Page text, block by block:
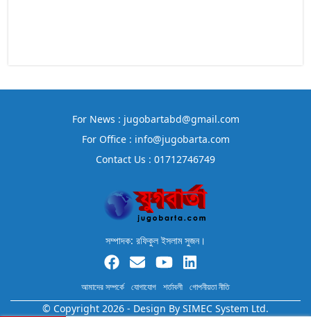
For News : jugobartabd@gmail.com
For Office : info@jugobarta.com
Contact Us : 01712746749
সম্পাদক: রফিকুল ইসলাম সুজন।
আমাদের সম্পর্কে যোগাযোগ শর্তাবলী গোপনীয়তা নীতি
© Copyright 2026 - Design By SIMEC System Ltd.